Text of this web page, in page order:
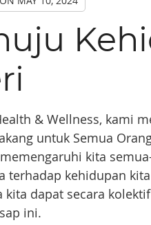
& Wellness, kami
untuk Semua
kita
terhadap kehidupan
kita dapat secara
ini.